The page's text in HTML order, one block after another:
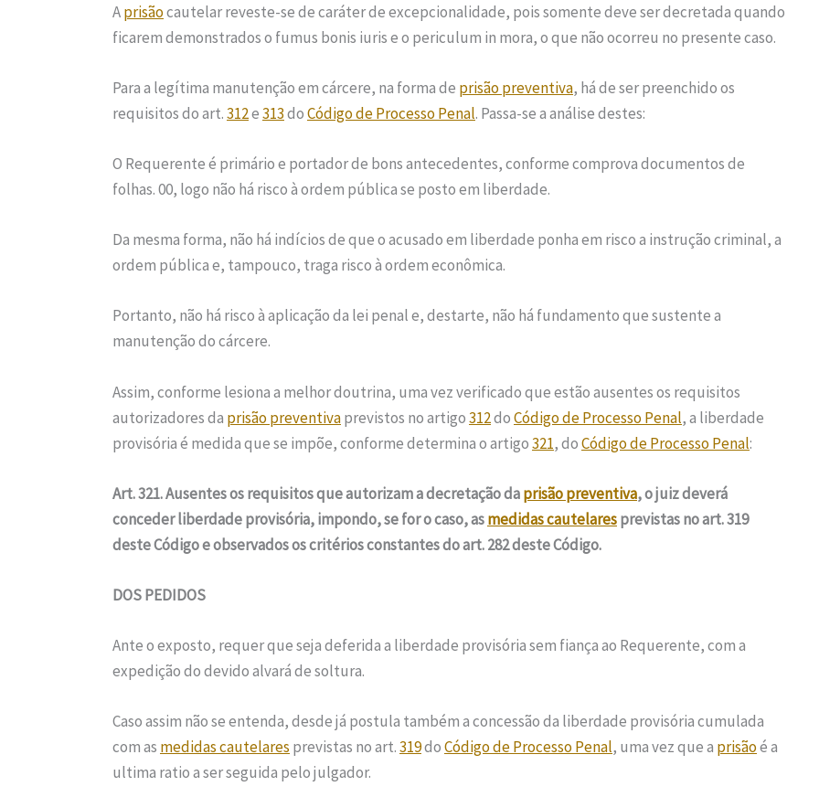
Aprisãocautelar reveste-se de caráter de excepcionalidade, pois somente deve ser decretada quando
ficarem demonstrados o fumus bonis iuris e o periculum in mora, o que não ocorreu no presente caso.
Para a legítima manutenção em cárcere, na forma de prisão preventiva, há de ser preenchido os
requisitos do art.312e313doCódigo de Processo Penal. Passa-se a análise destes:
O Requerente é primário e portador de bons antecedentes, conforme comprova documentos de
folhas. 00, logo não há risco à ordem pública se posto em liberdade.
Da mesma forma, não há indícios de que o acusado em liberdade ponha em risco a instrução criminal, a
ordem pública e, tampouco, traga risco à ordem econômica.
Portanto, não há risco à aplicação da lei penal e, destarte, não há fundamento que sustente a
manutenção do cárcere.
Assim, conforme lesiona a melhor doutrina, uma vez verificado que estão ausentes os requisitos
autorizadores da prisão preventivaprevistos no artigo312doCódigo de Processo Penal, a liberdade
provisória é medida que se impõe, conforme determina o artigo321, doCódigo de Processo Penal:
Art. 321. Ausentes os requisitos que autorizam a decretação daprisão preventiva, o juiz deverá
conceder liberdade provisória, impondo, se for o caso, asmedidas cautelaresprevistas no art. 319
deste Código e observados os critérios constantes do art. 282 deste Código.
DOS PEDIDOS
Ante o exposto, requer que seja deferida a liberdade provisória sem fiança ao Requerente, com a
expedição do devido alvará de soltura.
Caso assim não se entenda, desde já postula também a concessão da liberdade provisória cumulada
com as medidas cautelares previstas no art.319doCódigo de Processo Penal, uma vez que a prisãoé a
ultima ratio a ser seguida pelo julgador.